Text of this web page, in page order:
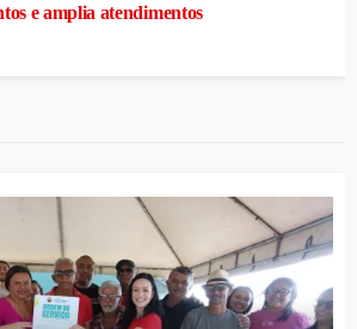
e amplia atendimentos